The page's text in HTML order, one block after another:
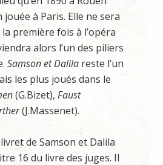
jouée à Paris. Elle ne sera
première fois à l’opéra
alors l’un des piliers
Samson et Dalila reste l’un
les plus joués dans le
(G.Bizet),Faust
(J.Massenet).
de Samson et Dalila
16 du livre des juges. Il